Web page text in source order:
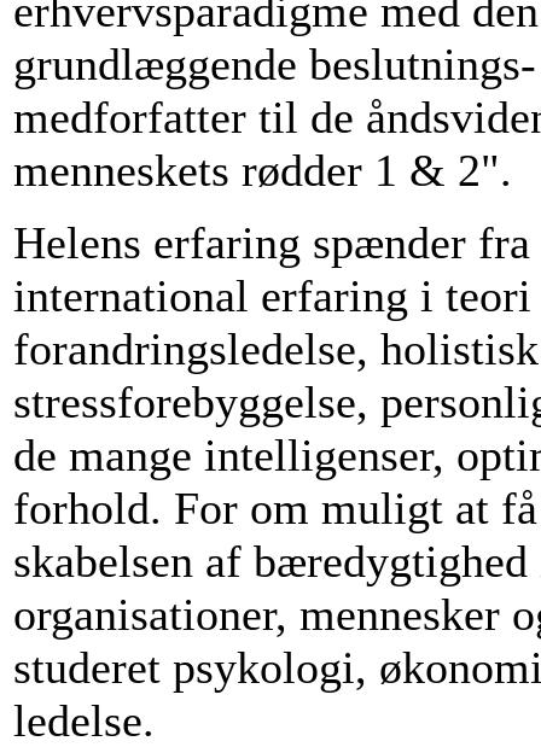
erhvervsparadigme med
grundlæggende
medforfatter til de
menneskets rødder 1 & 2".
Helens erfaring spænder
international erfaring i
forandringsledelse,
stressforebyggelse,
de mange intelligenser,
forhold. For om muligt at
skabelsen af
organisationer, mennesker
studeret psykologi,
ledelse.